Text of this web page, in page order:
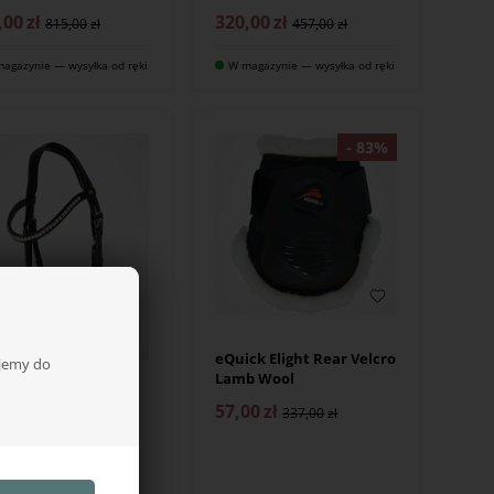
do
zł 815,00
— wysyłka od ręki
320,00 zł 457,00
W magazynie — wysyłka od ręki
zł
eQuick Elight Rear Velcro
Lamb Wool
57,00 zł 337,00